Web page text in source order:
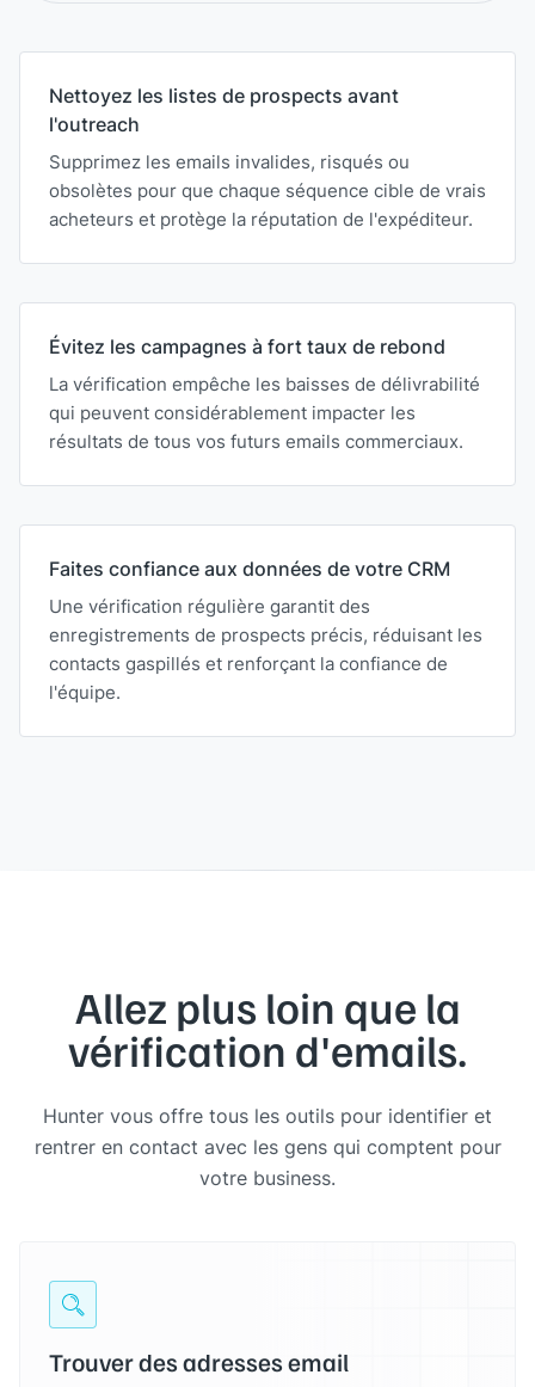
Nettoyez les listes de prospects avant
l'outreach
Supprimez les emails invalides, risqués ou
obsolètes pour que chaque séquence cible de vrais
acheteurs et protège la réputation de l'expéditeur.
Évitez les campagnes à fort taux de rebond
La vérification empêche les baisses de délivrabilité
qui peuvent considérablement impacter les
résultats de tous vos futurs emails commerciaux.
Faites confiance aux données de votre CRM
Une vérification régulière garantit des
enregistrements de prospects précis, réduisant les
contacts gaspillés et renforçant la confiance de
l'équipe.
Allez plus loin que la
vérification d'emails.
Hunter vous offre tous les outils pour identifier et
rentrer en contact avec les gens qui comptent pour
votre business.
Trouver des adresses email